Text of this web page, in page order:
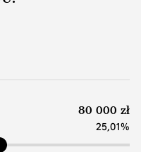
80 000 zł
25,01%